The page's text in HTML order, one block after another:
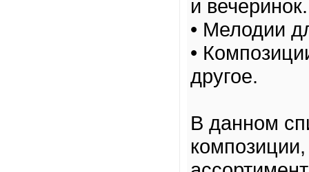
и вечеринок.
• Мелодии
•
другое.
В данном